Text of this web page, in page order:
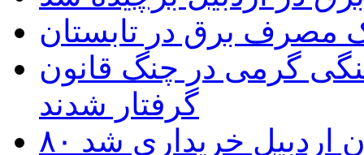
مصرف برق در تابستان
گرمی در چنگ قانون
گرفتار شدند
اردبیل خریداری شد